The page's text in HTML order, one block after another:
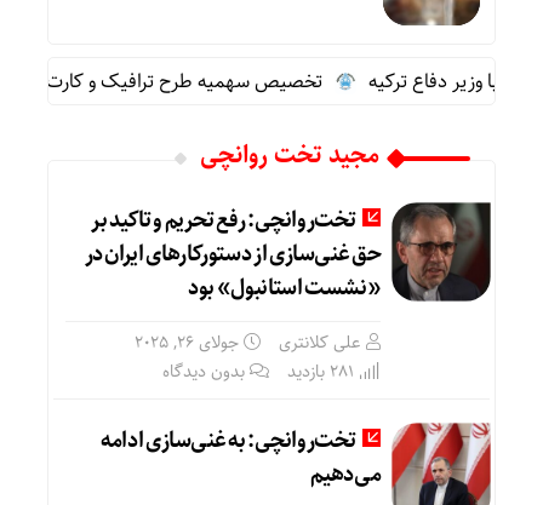
با وزیر دفاع ترکیه تخصیص سهمیه طرح ترافیک و کارت‌بلیت
مجید تخت روانچی
تخت‌روانچی: رفع تحریم و تاکید بر
حق غنی‌سازی از دستورکارهای ایران در
«نشست استانبول» بود
علی کلانتری
جولای 26, 2025
بدون دیدگاه
تخت‌روانچی: به غنی‌سازی ادامه
می‌دهیم